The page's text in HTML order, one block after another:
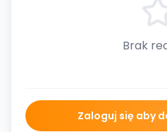
Brak
Zaloguj się aby